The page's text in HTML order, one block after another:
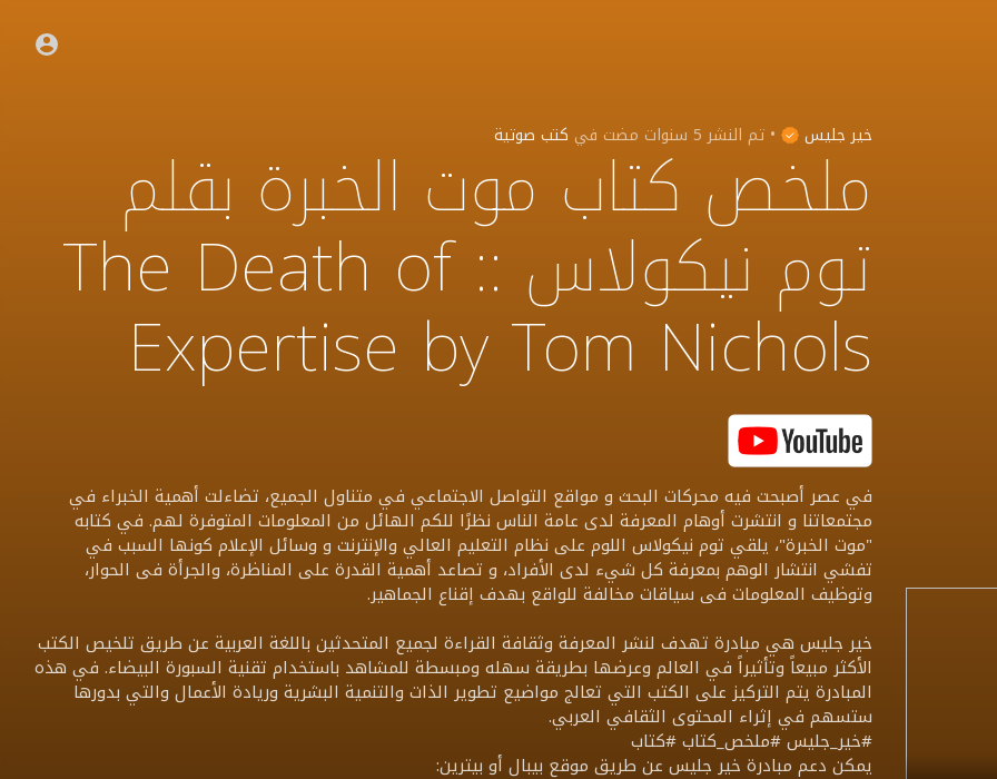
خير جليس • تم النشر5 سنوات مضت في كتب صوتية
ملخص كتاب موت الخبرة بقلم
توم نيكولاس :: The Death of
Expertise by Tom Nichols
في عصر أصبحت فيه محركات البحث و مواقع التواصل الاجتماعي في متناول الجميع، تضاءلت أهمية الخبراء في
مجتمعاتنا و انتشرت أوهام المعرفة لدى عامة الناس نظرًا للكم الهائل من المعلومات المتوفرة لهم. في كتابه
"موت الخبرة"، يلقي توم نيكولاس اللوم على نظام التعليم العالي والإنترنت و وسائل الإعلام كونها السبب في
تفشي انتشار الوهم بمعرفة كل شيء لدى الأفراد، و تصاعد أهمية القدرة على المناظرة، والجرأة فى الحوار،
وتوظيف المعلومات فى سياقات مخالفة للواقع بهدف إقناع الجماهير.
خير جليس هي مبادرة تهدف لنشر المعرفة وثقافة القراءة لجميع المتحدثين باللغة العربية عن طريق تلخيص الكتب
الأكثر مبيعاً وتأثيراً في العالم وعرضها بطريقة سهله ومبسطة للمشاهد باستخدام تقنية السبورة البيضاء. في هذه
المبادرة يتم التركيز على الكتب التي تعالج مواضيع تطوير الذات والتنمية البشرية وريادة الأعمال والتي بدورها
ستسهم في إثراء المحتوى الثقافي العربي.
#خير_جليس #ملخص_كتاب #كتاب
يمكن دعم مبادرة خير جليس عن طريق موقع بيبال أو بيترين: